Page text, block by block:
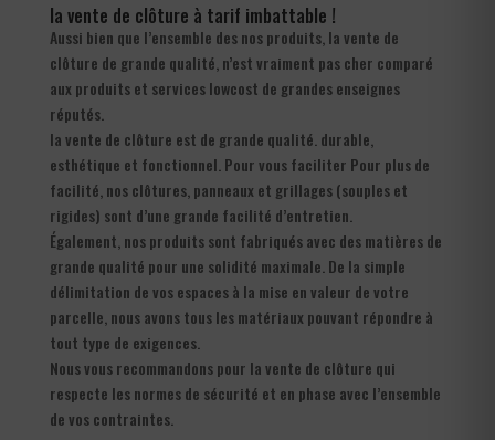
la vente de clôture à tarif imbattable !
Aussi bien que l’ensemble des nos produits, la vente de
clôture de grande qualité, n’est vraiment pas cher comparé
aux produits et services lowcost de grandes enseignes
réputés.
la vente de clôture est de grande qualité. durable,
esthétique et fonctionnel. Pour vous faciliter Pour plus de
facilité, nos clôtures, panneaux et grillages (souples et
rigides) sont d’une grande facilité d’entretien.
Également, nos produits sont fabriqués avec des matières de
grande qualité pour une solidité maximale. De la simple
délimitation de vos espaces à la mise en valeur de votre
parcelle, nous avons tous les matériaux pouvant répondre à
tout type de exigences.
Nous vous recommandons pour la vente de clôture qui
respecte les normes de sécurité et en phase avec l’ensemble
de vos contraintes.